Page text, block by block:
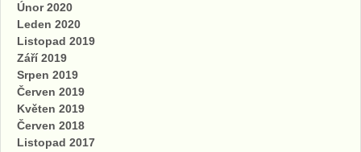
Únor 2020
Leden 2020
Listopad 2019
Září 2019
Srpen 2019
Červen 2019
Květen 2019
Červen 2018
Listopad 2017